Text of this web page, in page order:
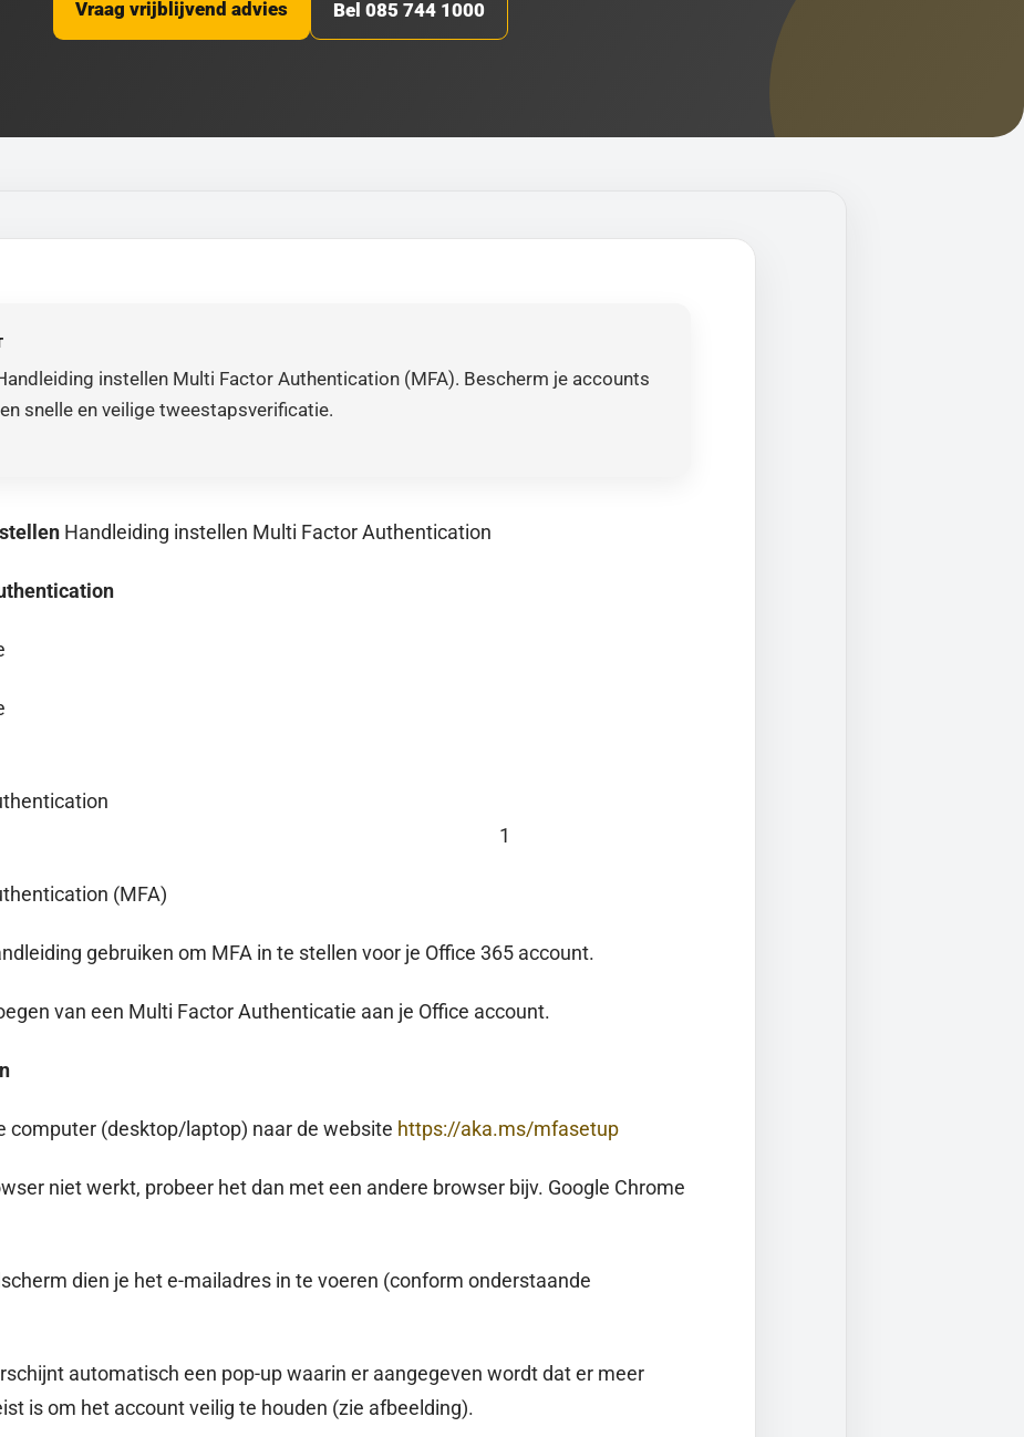
Vraag vrijblijvend advies Bel 085 744 1000
instellen Multi Factor Authentication (MFA). Bescherm je accounts
snelle en veilige tweestapsverificatie.
Handleiding instellen Multi Factor Authentication
1
(MFA)
gebruiken om MFA in te stellen voor je Office 365 account.
van een Multi Factor Authenticatie aan je Office account.
computer (desktop/laptop) naar de website https://aka.ms/mfasetup
niet werkt, probeer het dan met een andere browser bijv. Google Chrome
dien je het e-mailadres in te voeren (conform onderstaande
automatisch een pop-up waarin er aangegeven wordt dat er meer
is om het account veilig te houden (zie afbeelding).